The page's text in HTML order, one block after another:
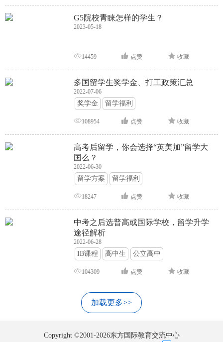
G5院校青睐怎样的学生？
2023-05-18
14459 点赞 收藏
多国留学生奖学金、打工政策汇总
2022-07-06
奖学金 留学福利
108954 点赞 收藏
高考后留学，你会选择“英美加”留学大
国么？
2022-06-30
留学方案 留学福利
18247 点赞 收藏
中考之后选普高或国际学校，留学升学
途径解析
2022-06-28
IB课程 高中生 公立高中
104309 点赞 收藏
加载更多>>
Copyright ©2001-2026东方国际教育交流中心